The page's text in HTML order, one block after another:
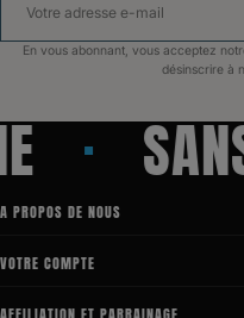
En vous abonnant, vous acceptez
désinscrire à
A PROPOS DE NOUS
VOTRE COMPTE